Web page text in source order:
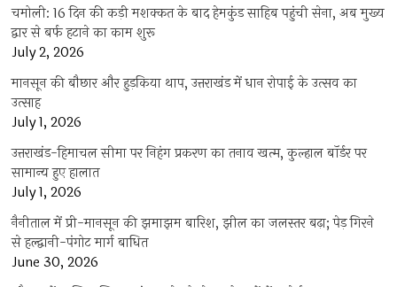
चमोली: 16 दिन की कड़ी मशक्कत के बाद हेमकुंड साहिब पहुंची सेना, अब मुख्य
द्वार से बर्फ हटाने का काम शुरू
July 2, 2026
मानसून की बौछार और हुड़किया थाप, उत्तराखंड में धान रोपाई के उत्सव का
उत्साह
July 1, 2026
उत्तराखंड-हिमाचल सीमा पर निहंग प्रकरण का तनाव खत्म, कुल्हाल बॉर्डर पर
सामान्य हुए हालात
July 1, 2026
नैनीताल में प्री-मानसून की झमाझम बारिश, झील का जलस्तर बढ़ा; पेड़ गिरने
से हल्द्वानी-पंगोट मार्ग बाधित
June 30, 2026